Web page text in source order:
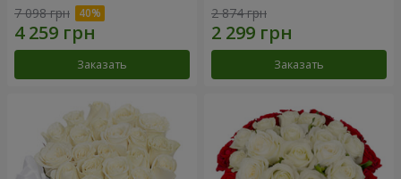
7 098 грн
Заказать
2 874 грн
Заказать